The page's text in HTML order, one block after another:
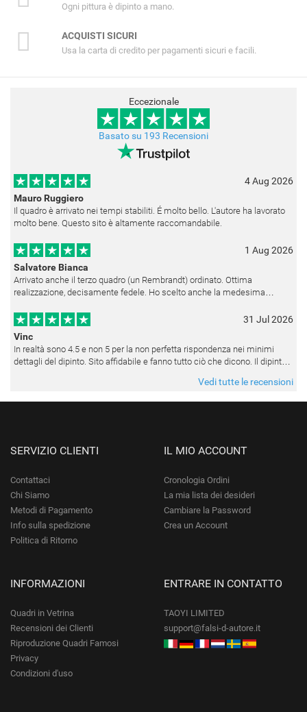
Ogni pittura è dipinto a mano.
ACQUISTI SICURI
Usa la carta di credito per pagamenti sicuri e facili.
Eccezionale
Basato su 193 Recensioni
4 Aug 2026
Mauro Ruggiero
Il quadro è arrivato nei tempi stabiliti. É molto bello. L'autore ha lavorato
molto bene. Questo sito è altamente raccomandabile.
1 Aug 2026
Salvatore Bianca
Arrivato anche il terzo quadro (un Rembrandt) ordinato. Ottima
realizzazione, decisamente fedele. Ho scelto anche la medesima
appesi
31 Jul 2026
Vinc
In realtà sono 4.5 e non 5 per la non perfetta rispondenza nei minimi
dettagli del dipinto. Sito affidabile e fanno tutto ciò che dicono. Il dipinto,
Vedi tutte le recensioni
SERVIZIO CLIENTI
Contattaci
Chi Siamo
Metodi di Pagamento
Info sulla spedizione
Politica di Ritorno
IL MIO ACCOUNT
Cronologia Ordini
La mia lista dei desideri
Cambiare la Password
Crea un Account
INFORMAZIONI
Quadri in Vetrina
Recensioni dei Clienti
Riproduzione Quadri Famosi
Privacy
Condizioni d'uso
ENTRARE IN CONTATTO
TAOYI LIMITED
support@falsi-d-autore.it